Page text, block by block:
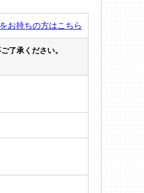
お持ちの方はこちら
了承ください。